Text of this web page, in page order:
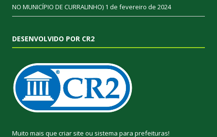
NO MUNICÍPIO DE CURRALINHO) 1 de fevereiro de 2024
DESENVOLVIDO POR CR2
Muito mais que criar site ou sistema para prefeituras!